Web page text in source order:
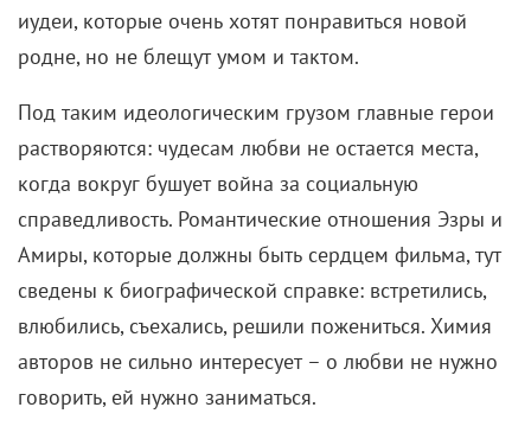
иудеи, которые очень хотят понравиться новой
родне, но не блещут умом и тактом.
Под таким идеологическим грузом главные герои
растворяются: чудесам любви не остается места,
когда вокруг бушует война за социальную
справедливость. Романтические отношения Эзры и
Амиры, которые должны быть сердцем фильма, тут
сведены к биографической справке: встретились,
влюбились, съехались, решили пожениться. Химия
авторов не сильно интересует – о любви не нужно
говорить, ей нужно заниматься.